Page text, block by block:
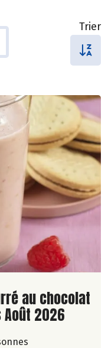
Trier
au chocolat
Août 2026